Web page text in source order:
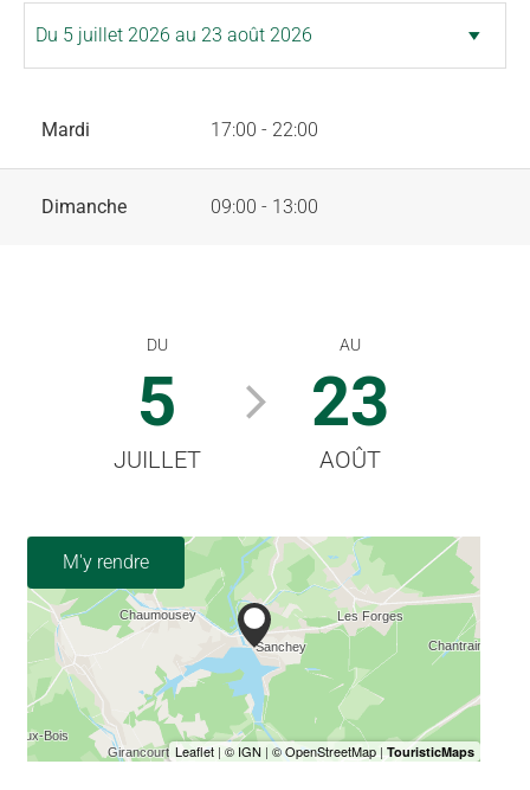
Mardi 17:00 - 22:00
Dimanche 09:00 - 13:00
DU
5
JUILLET
AU
23
AOÛT
M'y rendre